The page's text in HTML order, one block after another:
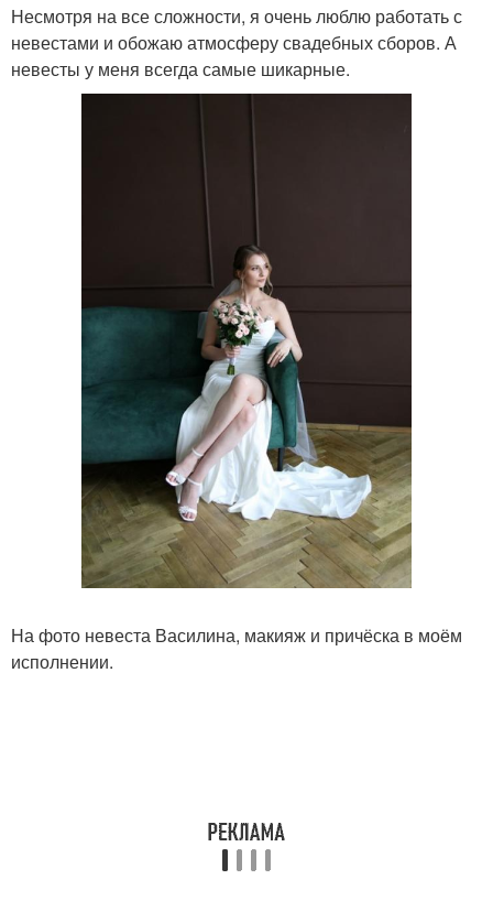
Несмотря на все сложности, я очень люблю работать с
невестами и обожаю атмосферу свадебных сборов. А
невесты у меня всегда самые шикарные.
На фото невеста Василина, макияж и причёска в моём
исполнении.